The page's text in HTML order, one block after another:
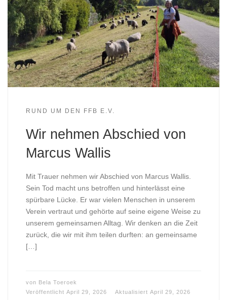
RUND UM DEN FFB E.V.
Wir nehmen Abschied von
Marcus Wallis
Mit Trauer nehmen wir Abschied von Marcus Wallis.
Sein Tod macht uns betroffen und hinterlässt eine
spürbare Lücke. Er war vielen Menschen in unserem
Verein vertraut und gehörte auf seine eigene Weise zu
unserem gemeinsamen Alltag. Wir denken an die Zeit
zurück, die wir mit ihm teilen durften: an gemeinsame
[…]
von Bela Toeroek
Veröffentlicht April 29, 2026 Aktualisiert April 29, 2026